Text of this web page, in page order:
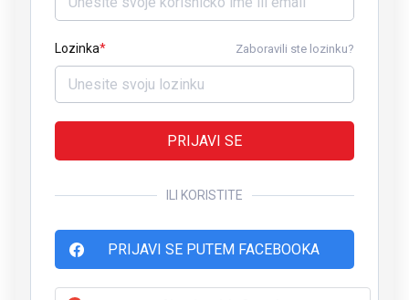
Lozinka Zaboravili ste lozinku?
PRIJAVI SE
ILI KORISTITE
PRIJAVI SE PUTEM FACEBOOKA